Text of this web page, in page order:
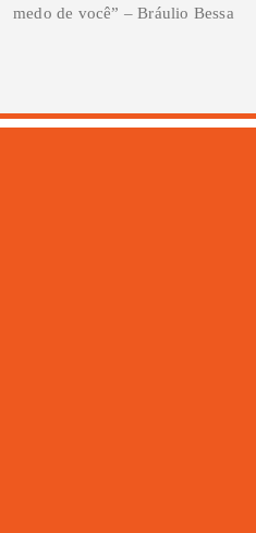
medo de você” – Bráulio Bessa